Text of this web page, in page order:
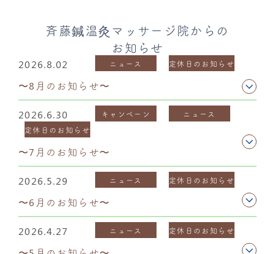
斉藤鍼温灸マッサージ院からの
お知らせ
2026.8.02 ニュース 定休日のお知らせ
〜8月のお知らせ〜
2026.6.30 キャンペーン
ニュース
定休日のお知らせ
〜7月のお知らせ〜
2026.5.29 ニュース 定休日のお知らせ
〜6月のお知らせ〜
2026.4.27 ニュース 定休日のお知らせ